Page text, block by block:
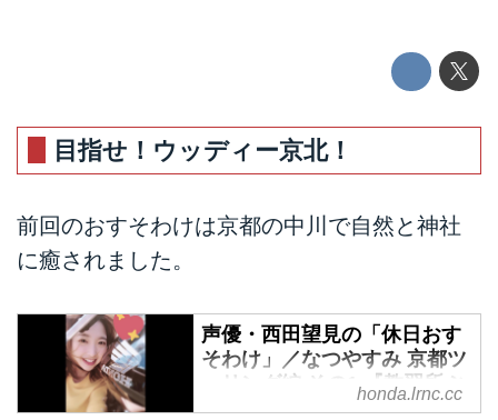
目指せ！ウッディー京北！
前回のおすそわけは京都の中川で自然と神社
に癒されました。
声優・西田望見の「休日おす
そわけ」／なつやすみ 京都ツ
ーリング編 その1 『教習所ぶ
りの400ccにドキドキ』with
honda.lrnc.cc